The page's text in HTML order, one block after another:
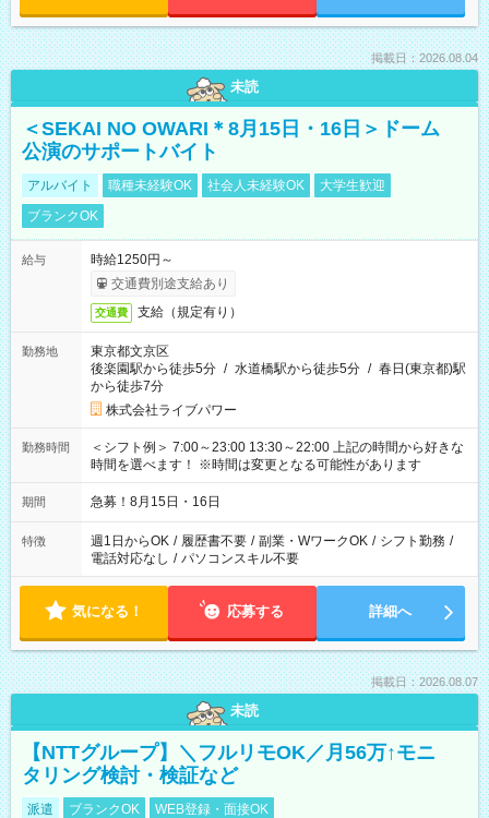
掲載日：2026.08.04
未読
＜SEKAI NO OWARI＊8月15日・16日＞ドーム
公演のサポートバイト
アルバイト 職種未経験OK 社会人未経験OK
大学生歓迎
ブランクOK
給与
時給1250円～
交通費別途支給あり
交通費 支給（規定有り）
勤務地
東京都文京区
後楽園駅から徒歩5分 / 水道橋駅から徒歩5分 / 春日(東京都)駅
から徒歩7分
株式会社ライブパワー
勤務時間
＜シフト例＞ 7:00～23:00 13:30～22:00 上記の時間から好きな
時間を選べます！ ※時間は変更となる可能性があります
期間 急募！8月15日・16日
特徴 週1日からOK / 履歴書不要 / 副業・WワークOK / シフト勤務 /
電話対応なし / パソコンスキル不要
気になる！ 応募する 詳細へ
掲載日：2026.08.07
未読
【NTTグループ】＼フルリモOK／月56万↑モニ
タリング検討・検証など
派遣 ブランクOK WEB登録・面接OK